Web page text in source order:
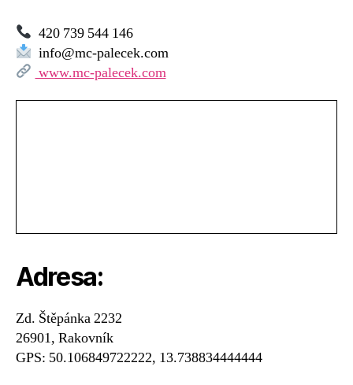
420 739 544 146
info@mc-palecek.com
www.mc-palecek.com
Adresa:
Zd. Štěpánka 2232
26901, Rakovník
GPS: 50.106849722222, 13.738834444444